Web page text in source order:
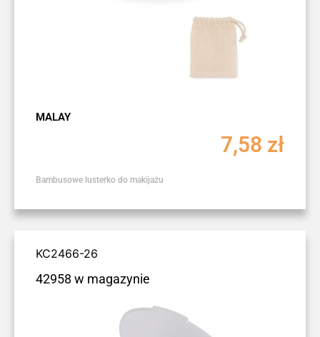
MALAY
7,58 zł
Bambusowe lusterko do makijażu
KC2466-26
42958 w magazynie